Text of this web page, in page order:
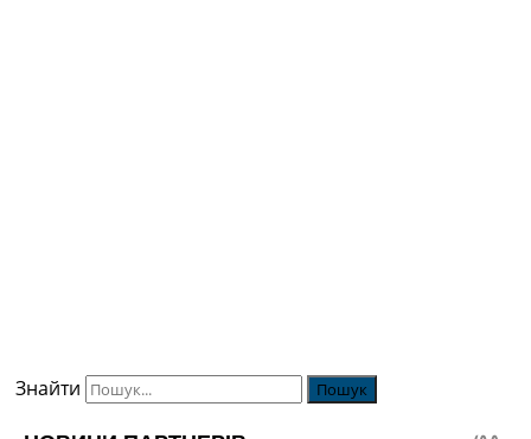
Знайти